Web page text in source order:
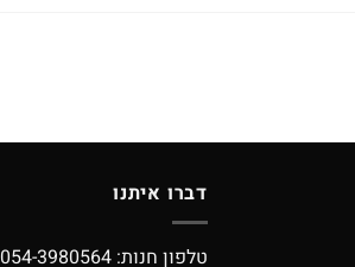
דברו איתנו
טלפון חנות: 054-3980564